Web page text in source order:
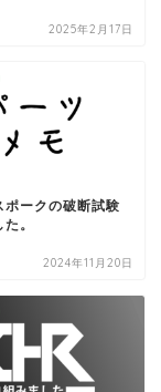
2025年2月17日
ポークの破断試験
。
2024年11月20日